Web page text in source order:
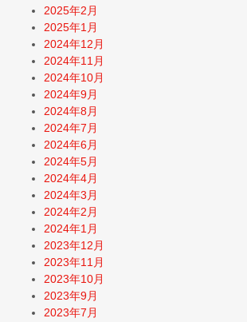
2025年2月
2025年1月
2024年12月
2024年11月
2024年10月
2024年9月
2024年8月
2024年7月
2024年6月
2024年5月
2024年4月
2024年3月
2024年2月
2024年1月
2023年12月
2023年11月
2023年10月
2023年9月
2023年7月